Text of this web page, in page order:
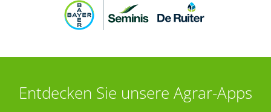
Entdecken Sie unsere Agrar-Apps